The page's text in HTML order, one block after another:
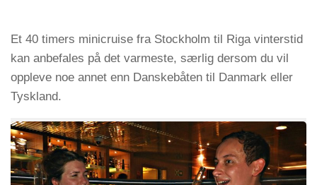
Et 40 timers minicruise fra Stockholm til Riga vinterstid
kan anbefales på det varmeste, særlig dersom du vil
oppleve noe annet enn Danskebåten til Danmark eller
Tyskland.